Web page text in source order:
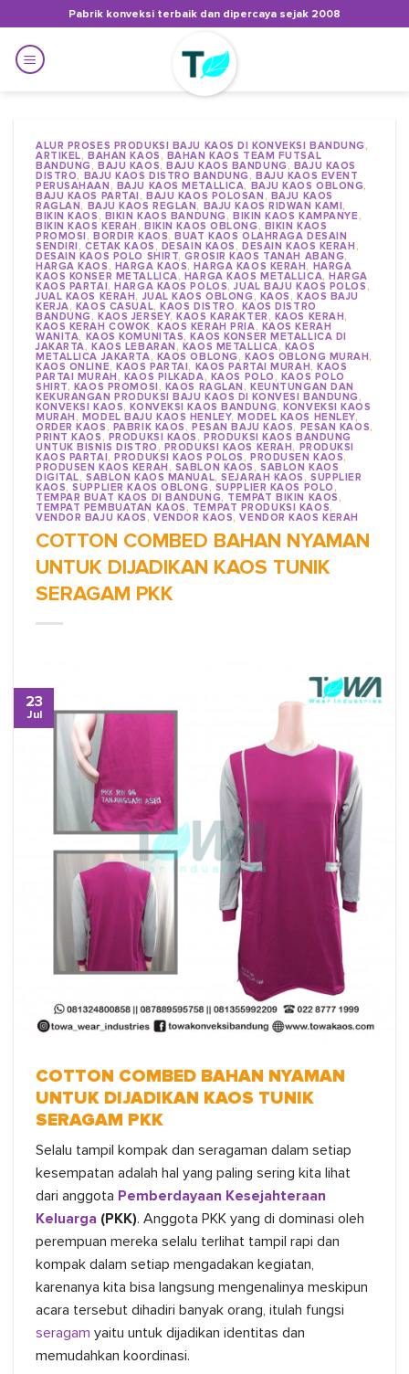
to
content
Pabrik konveksi terbaik dan dipercaya sejak 2008
ALUR PROSES PRODUKSI BAJU KAOS DI KONVEKSI BANDUNG,
ARTIKEL,BAHAN KAOS, BAHAN KAOS TEAM FUTSAL
BANDUNG,BAJU KAOS,BAJU KAOS BANDUNG, BAJU KAOS
DISTRO, BAJU KAOS DISTRO BANDUNG,BAJU KAOS EVENT
PERUSAHAAN, BAJU KAOS METALLICA, BAJU KAOS OBLONG,
BAJU KAOS PARTAI,BAJU KAOS POLOSAN, BAJU KAOS
RAGLAN, BAJU KAOS REGLAN, BAJU KAOS RIDWAN KAMI,
BIKIN KAOS, BIKIN KAOS BANDUNG, BIKIN KAOS KAMPANYE,
BIKIN KAOS KERAH,BIKIN KAOS OBLONG, BIKIN KAOS
PROMOSI,BORDIR KAOS,BUAT KAOS OLAHRAGA DESAIN
SENDIRI,CETAK KAOS, DESAIN KAOS,DESAIN KAOS KERAH,
DESAIN KAOS POLO SHIRT,GROSIR KAOS TANAH ABANG,
HARGA KAOS, HARGA KAOS,HARGA KAOS KERAH, HARGA
KAOS KONSER METALLICA, HARGA KAOS METALLICA,HARGA
KAOS PARTAI,HARGA KAOS POLOS,JUAL BAJU KAOS POLOS,
JUAL KAOS KERAH, JUAL KAOS OBLONG, KAOS, KAOS BAJU
KERJA, KAOS CASUAL,KAOS DISTRO, KAOS DISTRO
BANDUNG,KAOS JERSEY,KAOS KARAKTER, KAOS KERAH,
KAOS KERAH COWOK,KAOS KERAH PRIA, KAOS KERAH
WANITA, KAOS KOMUNITAS,KAOS KONSER METALLICA DI
JAKARTA,KAOS LEBARAN, KAOS METALLICA, KAOS
METALLICA JAKARTA, KAOS OBLONG, KAOS OBLONG MURAH,
KAOS ONLINE,KAOS PARTAI, KAOS PARTAI MURAH,KAOS
PARTAI MURAH, KAOS PILKADA, KAOS POLO, KAOS POLO
SHIRT, KAOS PROMOSI, KAOS RAGLAN,KEUNTUNGAN DAN
KEKURANGAN PRODUKSI BAJU KAOS DI KONVESI BANDUNG,
KONVEKSI KAOS,KONVEKSI KAOS BANDUNG,KONVEKSI KAOS
MURAH, MODEL BAJU KAOS HENLEY,MODEL KAOS HENLEY,
ORDER KAOS, PABRIK KAOS,PESAN BAJU KAOS, PESAN KAOS,
PRINT KAOS, PRODUKSI KAOS,PRODUKSI KAOS BANDUNG
UNTUK BISNIS DISTRO, PRODUKSI KAOS KERAH, PRODUKSI
KAOS PARTAI,PRODUKSI KAOS POLOS,PRODUSEN KAOS,
PRODUSEN KAOS KERAH, SABLON KAOS,SABLON KAOS
DIGITAL,SABLON KAOS MANUAL,SEJARAH KAOS,SUPPLIER
KAOS,SUPPLIER KAOS OBLONG, SUPPLIER KAOS POLO,
TEMPAR BUAT KAOS DI BANDUNG, TEMPAT BIKIN KAOS,
TEMPAT PEMBUATAN KAOS, TEMPAT PRODUKSI KAOS,
VENDOR BAJU KAOS,VENDOR KAOS,VENDOR KAOS KERAH
COTTON COMBED BAHAN NYAMAN
UNTUK DIJADIKAN KAOS TUNIK
SERAGAM PKK
23
Jul
COTTON COMBED BAHAN NYAMAN
UNTUK DIJADIKAN KAOS TUNIK
SERAGAM PKK
Selalu tampil kompak dan seragaman dalam setiap
kesempatan adalah hal yang paling sering kita lihat
dari anggota Pemberdayaan Kesejahteraan
Keluarga (PKK). Anggota PKK yang di dominasi oleh
perempuan mereka selalu terlihat tampil rapi dan
kompak dalam setiap mengadakan kegiatan,
karenanya kita bisa langsung mengenalinya meskipun
acara tersebut dihadiri banyak orang, itulah fungsi
seragam yaitu untuk dijadikan identitas dan
memudahkan koordinasi.